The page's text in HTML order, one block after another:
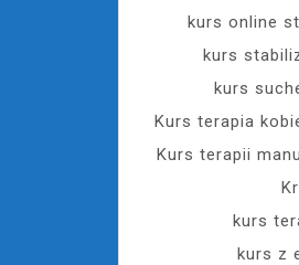
kurs online
kurs
kurs
Kurs terapia
Kurs terapii
kurs
kurs z